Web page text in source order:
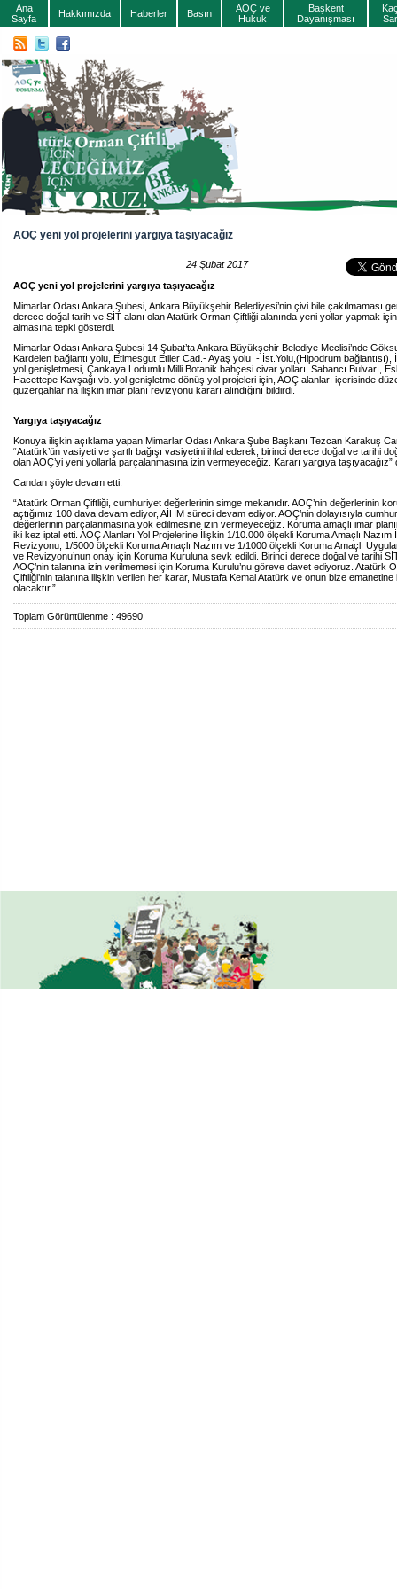
Ana
Sayfa
Hakkımızda Haberler Basın
AOÇ ve
Hukuk
Başkent
Dayanışması
AOÇ yeni yol projelerini yargıya taşıyacağız
24 Şubat 2017
AOÇ yeni yol projelerini yargıya taşıyacağız
Mimarlar Odası Ankara Şubesi, Ankara Büyükşehir Belediyesi’nin çivi bile çakılmaması
derece doğal tarih ve SİT alanı olan Atatürk Orman Çiftliği alanında yeni yollar yapmak
almasına tepki gösterdi.
Mimarlar Odası Ankara Şubesi 14 Şubat’ta Ankara Büyükşehir Belediye Meclisi’nde
Kardelen bağlantı yolu, Etimesgut Etiler Cad.- Ayaş yolu - İst.Yolu,(Hipodrum bağlantısı),
yol genişletmesi, Çankaya Lodumlu Milli Botanik bahçesi civar yolları, Sabancı Bulvarı,
Hacettepe Kavşağı vb. yol genişletme dönüş yol projeleri için, AOÇ alanları içerisinde
güzergahlarına ilişkin imar planı revizyonu kararı alındığını bildirdi.
Yargıya taşıyacağız
Konuya ilişkin açıklama yapan Mimarlar Odası Ankara Şube Başkanı Tezcan Karakuş
“Atatürk’ün vasiyeti ve şartlı bağışı vasiyetini ihlal ederek, birinci derece doğal ve tarihi
olan AOÇ’yi yeni yollarla parçalanmasına izin vermeyeceğiz. Kararı yargıya taşıyacağız”
Candan şöyle devam etti:
“Atatürk Orman Çiftliği, cumhuriyet değerlerinin simge mekanıdır. AOÇ’nin değerlerinin
açtığımız 100 dava devam ediyor, AİHM süreci devam ediyor. AOÇ’nin dolayısıyla
değerlerinin parçalanmasına yok edilmesine izin vermeyeceğiz. Koruma amaçlı imar
iki kez iptal etti. AOÇ Alanları Yol Projelerine İlişkin 1/10.000 ölçekli Koruma Amaçlı Nazım
Revizyonu, 1/5000 ölçekli Koruma Amaçlı Nazım ve 1/1000 ölçekli Koruma Amaçlı
ve Revizyonu’nun onay için Koruma Kuruluna sevk edildi. Birinci derece doğal ve tarihi
AOÇ’nin talanına izin verilmemesi için Koruma Kurulu’nu göreve davet ediyoruz. Atatürk
Çiftliği’nin talanına ilişkin verilen her karar, Mustafa Kemal Atatürk ve onun bize emanetine
olacaktır.”
Toplam Görüntülenme : 49690